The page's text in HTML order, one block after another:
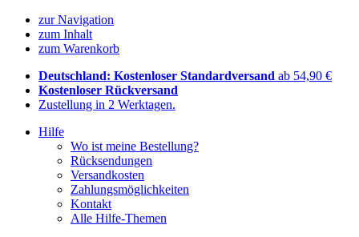
zur Navigation
zum Inhalt
zum Warenkorb
Deutschland: Kostenloser Standardversand ab 54,90 €
Kostenloser Rückversand
Zustellung in 2 Werktagen.
Hilfe
Wo ist meine Bestellung?
Rücksendungen
Versandkosten
Zahlungsmöglichkeiten
Kontakt
Alle Hilfe-Themen